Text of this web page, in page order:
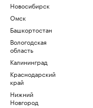
Новосибирск
Омск
Башкортостан
Вологодская
область
Калининград
Краснодарский
край
Нижний
Новгород